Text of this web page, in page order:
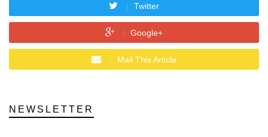
Twitter
Google+
Mail This Article
NEWSLETTER